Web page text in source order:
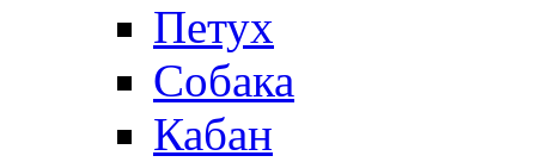
Петух
Собака
Кабан